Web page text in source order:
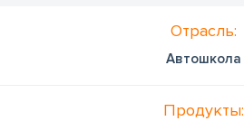
Отрасль:
Автошкола
Продукты: